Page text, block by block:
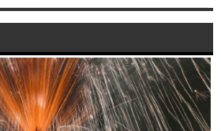
refuerza el Tramnochador para
al Castell de l’Olla de Altea